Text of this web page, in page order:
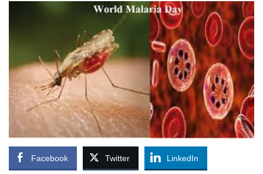
Facebook Twitter LinkedIn